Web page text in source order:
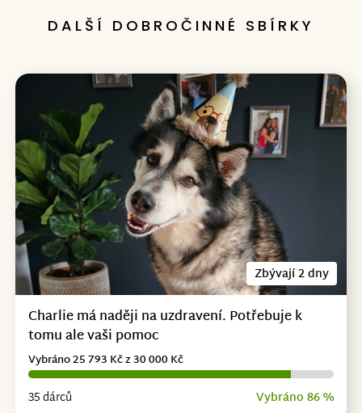
DALŠÍ DOBROČINNÉ SBÍRKY
Zbývají 2 dny
Charlie má naději na uzdravení. Potřebuje k
tomu ale vaši pomoc
35 dárců Vybráno 86 %
Vybráno 25 793 Kč z 30 000 Kč